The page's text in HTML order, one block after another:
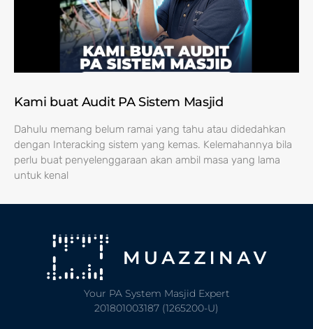
Kami buat Audit PA Sistem Masjid
Dahulu memang belum ramai yang tahu atau didedahkan
dengan Interacking sistem yang kemas. Kelemahannya bila
perlu buat penyelenggaraan akan ambil masa yang lama
untuk kenal
Your PA System Masjid Expert
201801003187 (1265200-U)